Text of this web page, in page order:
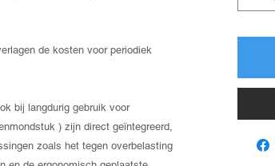
de kosten voor periodiek
bij langdurig gebruik voor
) zijn direct geïntegreerd,
zoals het tegen overbelasting